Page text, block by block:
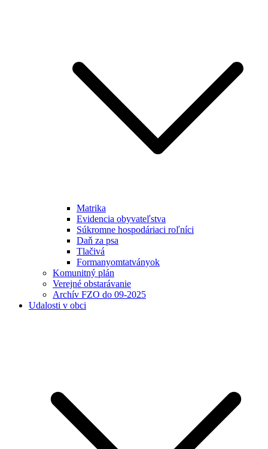
Matrika
Evidencia obyvateľstva
Súkromne hospodáriaci roľníci
Daň za psa
Tlačivá
Formanyomtatványok
Komunitný plán
Verejné obstarávanie
Archív FZO do 09-2025
Udalosti v obci